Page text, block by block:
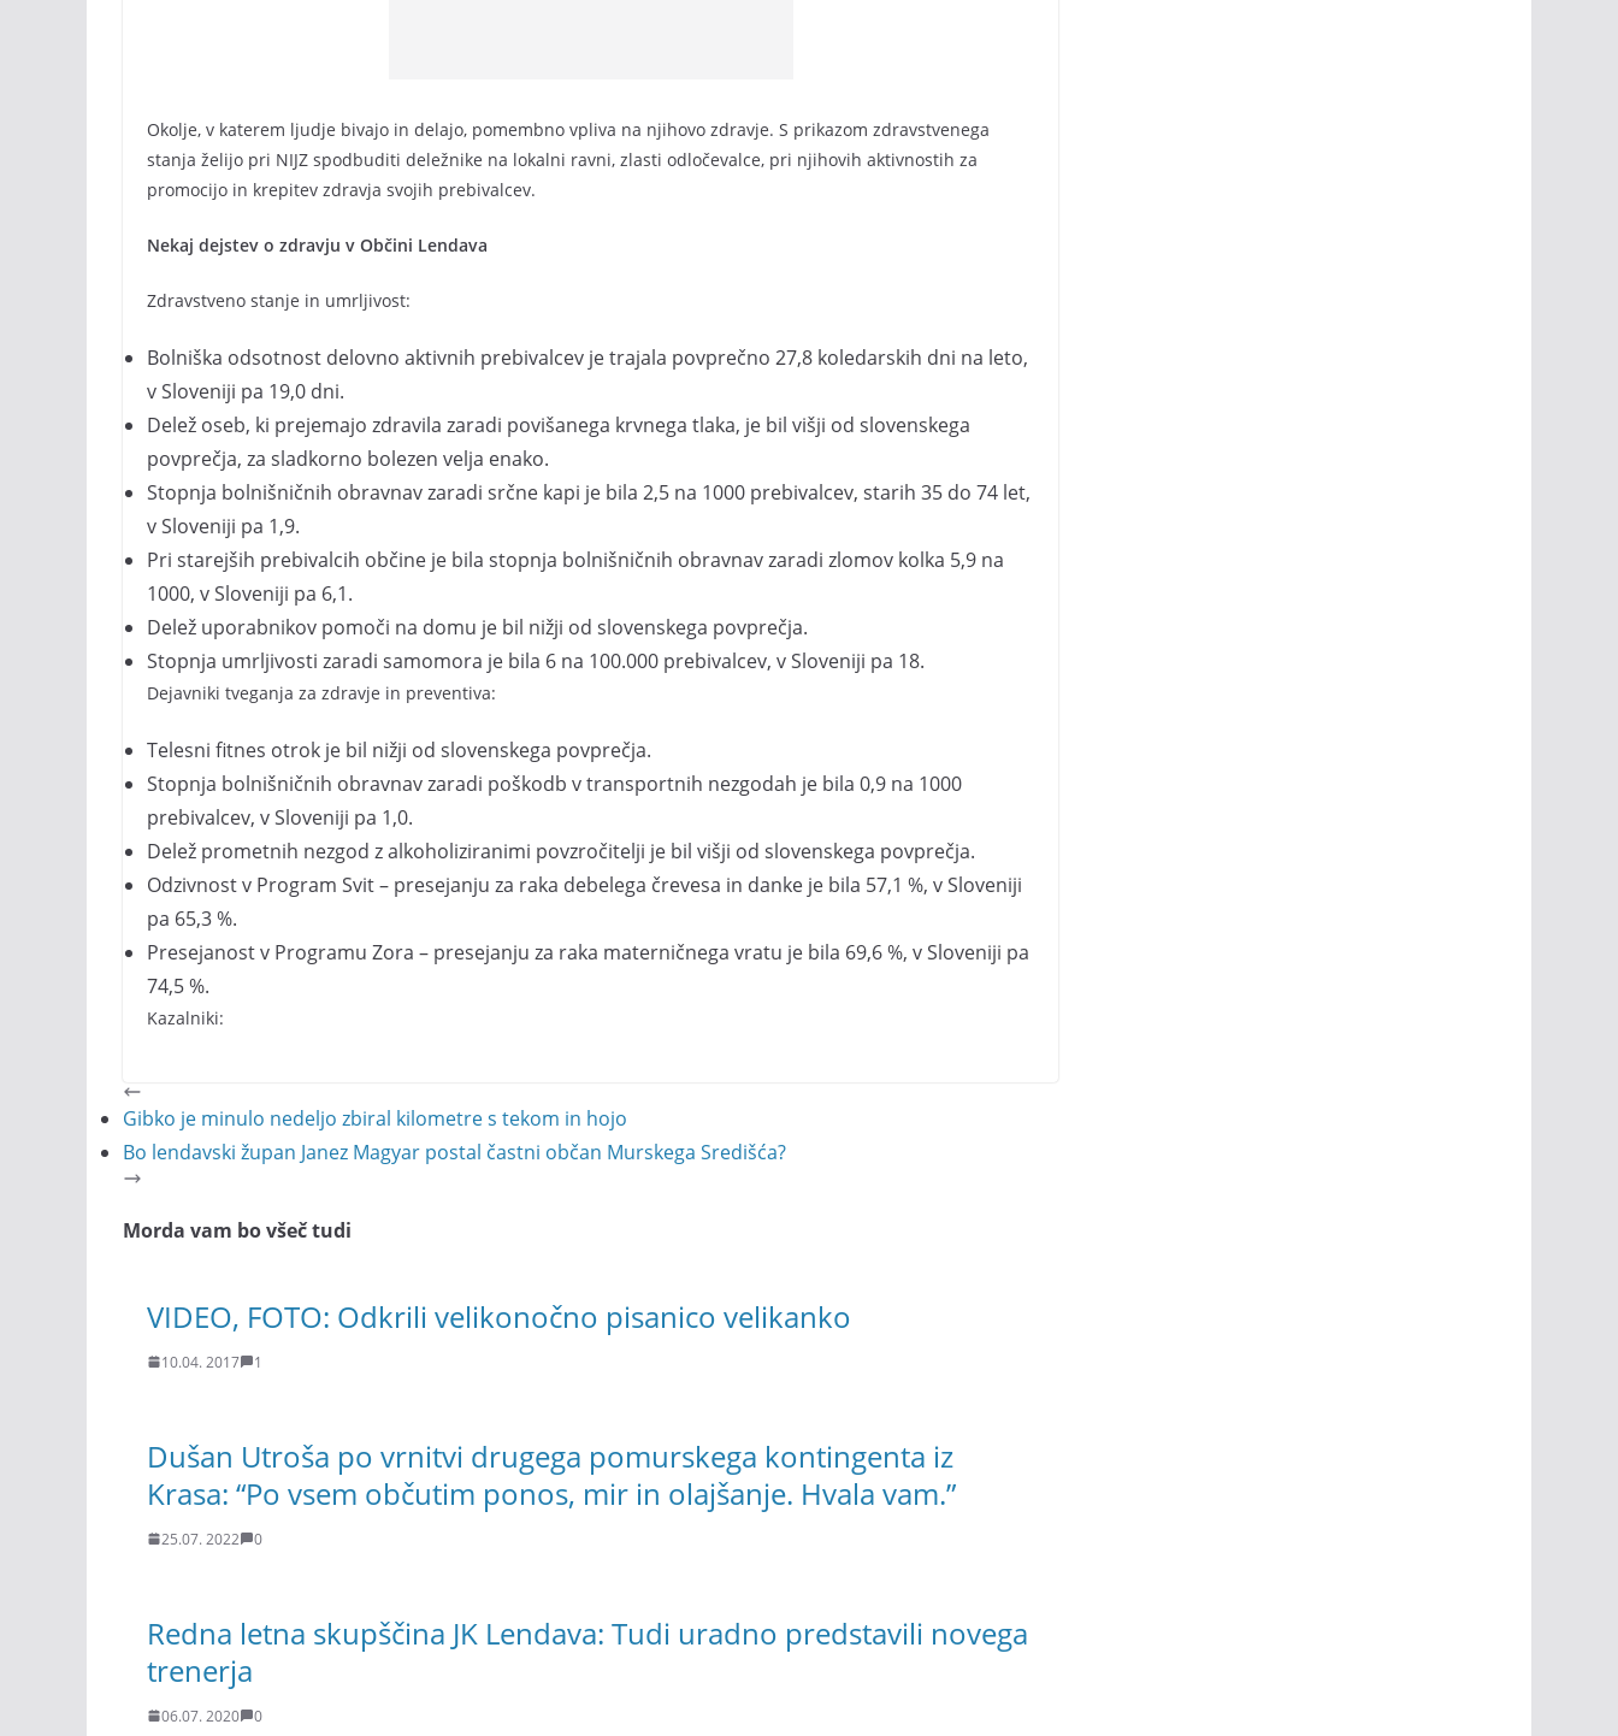
Okolje, v katerem ljudje bivajo in delajo, pomembno vpliva na njihovo zdravje. S prikazom zdravstvenega
stanja želijo pri NIJZ spodbuditi deležnike na lokalni ravni, zlasti odločevalce, pri njihovih aktivnostih za
promocijo in krepitev zdravja svojih prebivalcev.
Nekaj dejstev o zdravju v Občini Lendava
Zdravstveno stanje in umrljivost:
Bolniška odsotnost delovno aktivnih prebivalcev je trajala povprečno 27,8 koledarskih dni na leto,
v Sloveniji pa 19,0 dni.
Delež oseb, ki prejemajo zdravila zaradi povišanega krvnega tlaka, je bil višji od slovenskega
povprečja, za sladkorno bolezen velja enako.
Stopnja bolnišničnih obravnav zaradi srčne kapi je bila 2,5 na 1000 prebivalcev, starih 35 do 74 let,
v Sloveniji pa 1,9.
Pri starejših prebivalcih občine je bila stopnja bolnišničnih obravnav zaradi zlomov kolka 5,9 na
1000, v Sloveniji pa 6,1.
Delež uporabnikov pomoči na domu je bil nižji od slovenskega povprečja.
Stopnja umrljivosti zaradi samomora je bila 6 na 100.000 prebivalcev, v Sloveniji pa 18.
Dejavniki tveganja za zdravje in preventiva:
Telesni fitnes otrok je bil nižji od slovenskega povprečja.
Stopnja bolnišničnih obravnav zaradi poškodb v transportnih nezgodah je bila 0,9 na 1000
prebivalcev, v Sloveniji pa 1,0.
Delež prometnih nezgod z alkoholiziranimi povzročitelji je bil višji od slovenskega povprečja.
Odzivnost v Program Svit – presejanju za raka debelega črevesa in danke je bila 57,1 %, v Sloveniji
pa 65,3 %.
Presejanost v Programu Zora – presejanju za raka materničnega vratu je bila 69,6 %, v Sloveniji pa
74,5 %.
Kazalniki:
Gibko je minulo nedeljo zbiral kilometre s tekom in hojo
Bo lendavski župan Janez Magyar postal častni občan Murskega Središća?
Morda vam bo všeč tudi
VIDEO, FOTO: Odkrili velikonočno pisanico velikanko
10.04. 2017 1
Dušan Utroša po vrnitvi drugega pomurskega kontingenta iz
Krasa: “Po vsem občutim ponos, mir in olajšanje. Hvala vam.”
25.07. 2022 0
Redna letna skupščina JK Lendava: Tudi uradno predstavili novega
trenerja
06.07. 2020 0